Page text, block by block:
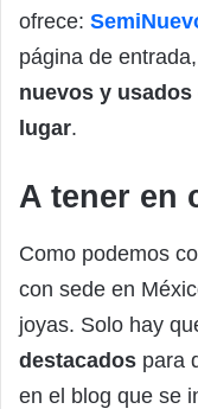
ofrece:
página de
nuevos y
lugar.
A tener en
Como podemos
con sede en
joyas. Solo hay
destacados para
en el blog que se